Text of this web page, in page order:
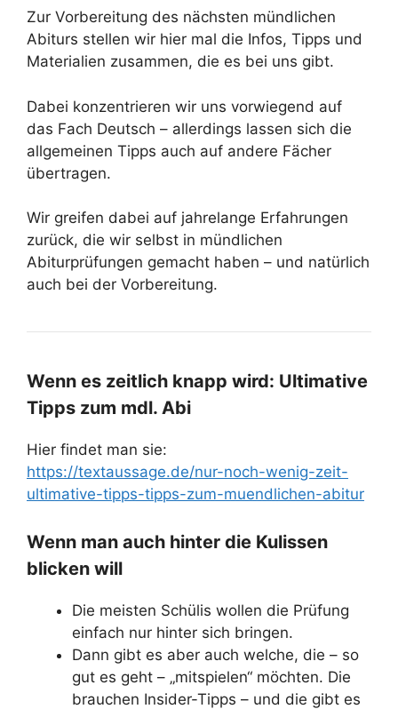
Zur Vorbereitung des nächsten mündlichen
Abiturs stellen wir hier mal die Infos, Tipps und
Materialien zusammen, die es bei uns gibt.
Dabei konzentrieren wir uns vorwiegend auf
das Fach Deutsch – allerdings lassen sich die
allgemeinen Tipps auch auf andere Fächer
übertragen.
Wir greifen dabei auf jahrelange Erfahrungen
zurück, die wir selbst in mündlichen
Abiturprüfungen gemacht haben – und natürlich
auch bei der Vorbereitung.
Wenn es zeitlich knapp wird: Ultimative
Tipps zum mdl. Abi
Hier findet man sie:
https://textaussage.de/nur-noch-wenig-zeit-
ultimative-tipps-tipps-zum-muendlichen-abitur
Wenn man auch hinter die Kulissen
blicken will
Die meisten Schülis wollen die Prüfung
einfach nur hinter sich bringen.
Dann gibt es aber auch welche, die – so
gut es geht – „mitspielen“ möchten. Die
brauchen Insider-Tipps – und die gibt es